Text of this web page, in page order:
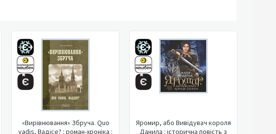
«Вирівнювання» Збруча. Quo
vadis, Вадісе? : роман-хроніка :
Яромир, або Вивідувач короля
Данила : історична повість з